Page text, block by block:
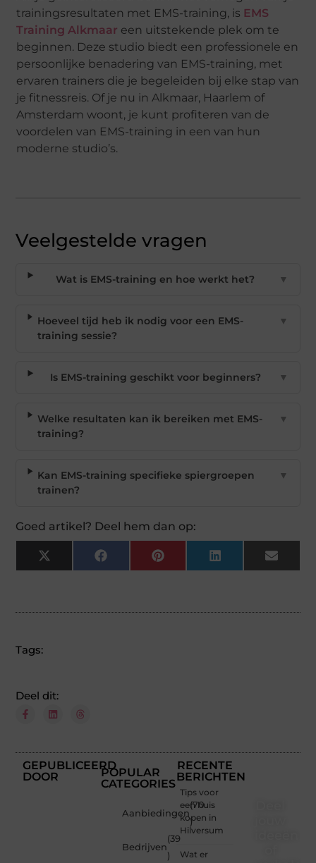
trainingsresultaten met EMS-training, is EMS
Training Alkmaar een uitstekende plek om te
beginnen. Deze studio biedt een professionele en
persoonlijke benadering van EMS-training, met
ervaren trainers die je begeleiden bij elke stap van
je fitnessreis. Of je nu in Alkmaar, Haarlem of
Amsterdam woont, je kunt profiteren van de
voordelen van EMS-training in een van hun
moderne studio’s.
Veelgestelde vragen
Wat is EMS-training en hoe werkt het? ▼
Hoeveel tijd heb ik nodig voor een EMS-
training sessie?
▼
Is EMS-training geschikt voor beginners? ▼
Welke resultaten kan ik bereiken met EMS-
training?
▼
Kan EMS-training specifieke spiergroepen
trainen?
▼
Goed artikel? Deel hem dan op:
X
(Twitter)
Facebook Pinterest LinkedIn Email
Tags:
Deel dit:
GEPUBLICEERD
DOOR
POPULAR
CATEGORIES
Aanbiedingen
(70
)
Bedrijven
(39
)
RECENTE
BERICHTEN
Tips voor
een huis
kopen in
Hilversum
Wat er